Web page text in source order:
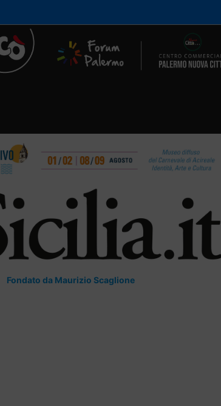
Fondato da Maurizio Scaglione